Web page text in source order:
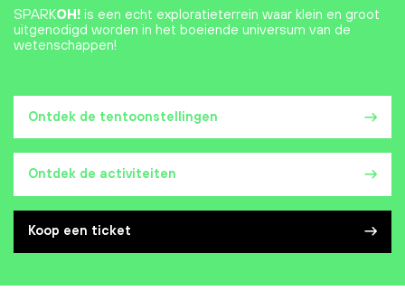
Ontdek de tentoonstellingen
Ontdek de activiteiten
Koop een ticket
SPARKOH! is een echt exploratieterrein waar klein en groot
uitgenodigd worden in het boeiende universum van de
wetenschappen!